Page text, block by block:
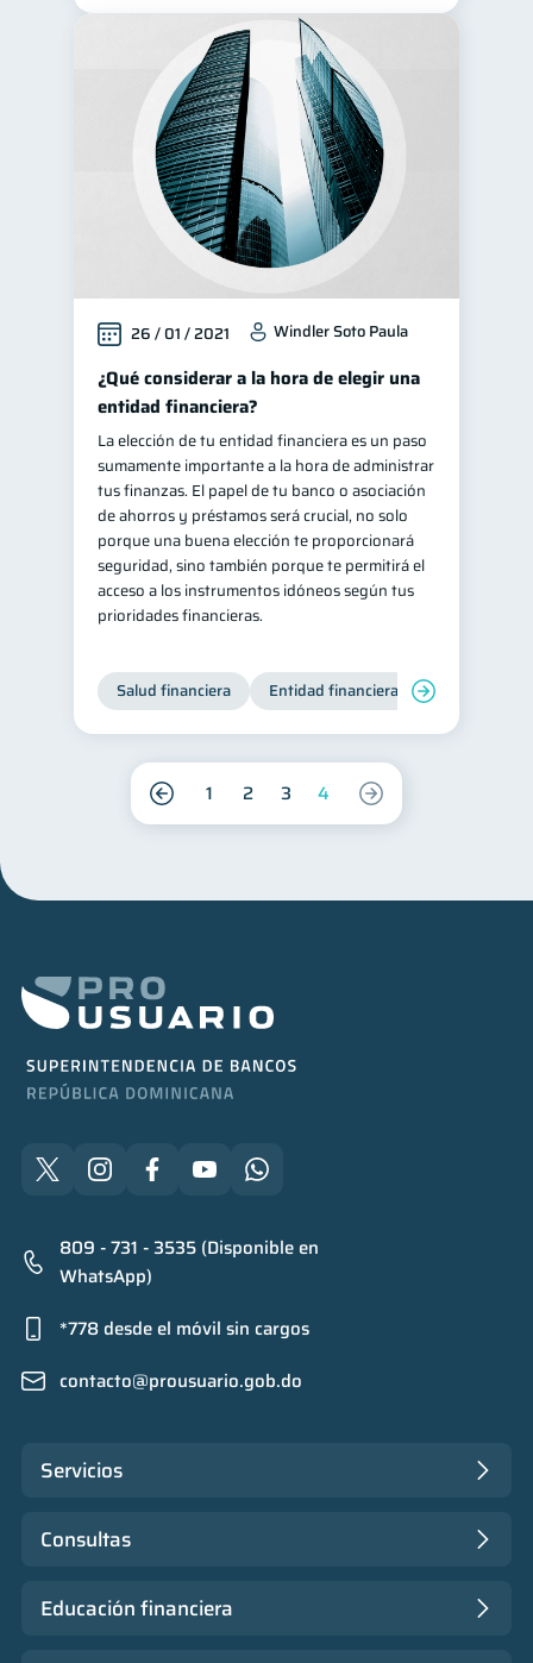
26 / 01 / 2021 Windler Soto Paula
¿Qué considerar a la hora de elegir una
entidad financiera?
La elección de tu entidad financiera es un paso
sumamente importante a la hora de administrar
tus finanzas. El papel de tu banco o asociación
de ahorros y préstamos será crucial, no solo
porque una buena elección te proporcionará
seguridad, sino también porque te permitirá el
acceso a los instrumentos idóneos según tus
prioridades financieras.
Salud financiera Entidad financiera
1 2 3 4
809 - 731 - 3535 (Disponible en
WhatsApp)
*778 desde el móvil sin cargos
contacto@prousuario.gob.do
Servicios
Consultas
Educación financiera